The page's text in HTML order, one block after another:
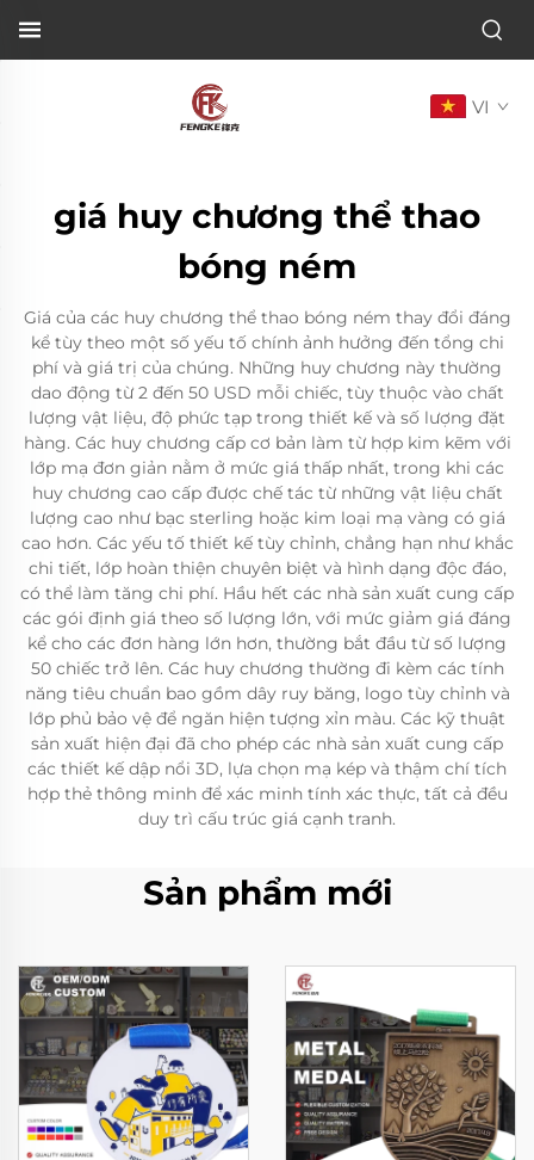
VI
giá huy chương thể thao
bóng ném
Giá của các huy chương thể thao bóng ném thay đổi đáng
kể tùy theo một số yếu tố chính ảnh hưởng đến tổng chi
phí và giá trị của chúng. Những huy chương này thường
dao động từ 2 đến 50 USD mỗi chiếc, tùy thuộc vào chất
lượng vật liệu, độ phức tạp trong thiết kế và số lượng đặt
hàng. Các huy chương cấp cơ bản làm từ hợp kim kẽm với
lớp mạ đơn giản nằm ở mức giá thấp nhất, trong khi các
huy chương cao cấp được chế tác từ những vật liệu chất
lượng cao như bạc sterling hoặc kim loại mạ vàng có giá
cao hơn. Các yếu tố thiết kế tùy chỉnh, chẳng hạn như khắc
chi tiết, lớp hoàn thiện chuyên biệt và hình dạng độc đáo,
có thể làm tăng chi phí. Hầu hết các nhà sản xuất cung cấp
các gói định giá theo số lượng lớn, với mức giảm giá đáng
kể cho các đơn hàng lớn hơn, thường bắt đầu từ số lượng
50 chiếc trở lên. Các huy chương thường đi kèm các tính
năng tiêu chuẩn bao gồm dây ruy băng, logo tùy chỉnh và
lớp phủ bảo vệ để ngăn hiện tượng xỉn màu. Các kỹ thuật
sản xuất hiện đại đã cho phép các nhà sản xuất cung cấp
các thiết kế dập nổi 3D, lựa chọn mạ kép và thậm chí tích
hợp thẻ thông minh để xác minh tính xác thực, tất cả đều
duy trì cấu trúc giá cạnh tranh.
Sản phẩm mới